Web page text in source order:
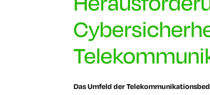
Das Umfeld der